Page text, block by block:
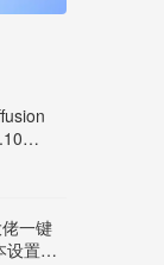
卡】
一键
设置说